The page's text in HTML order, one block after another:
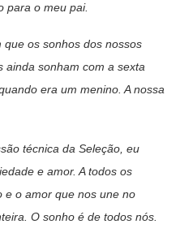
para o meu pai.
os sonhos dos nossos
ainda sonham com a sexta
era um menino. A nossa
técnica da Seleção, eu
e amor. A todos os
e o amor que nos une no
O sonho é de todos nós.